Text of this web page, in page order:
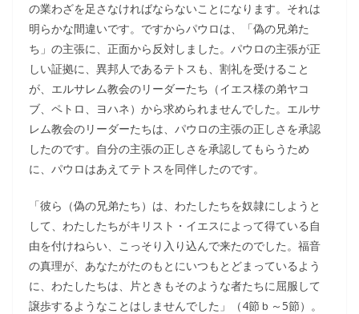
の業わざを足さなければならないことになります。それは
明らかな間違いです。ですからパウロは、「偽の兄弟た
ち」の主張に、正面から反対しました。パウロの主張が正
しい証拠に、異邦人であるテトスも、割礼を受けること
が、エルサレム教会のリーダーたち（イエス様の弟ヤコ
ブ、ペトロ、ヨハネ）から求められませんでした。エルサ
レム教会のリーダーたちは、パウロの主張の正しさを承認
したのです。自分の主張の正しさを承認してもらうため
に、パウロはあえてテトスを同伴したのです。
「彼ら（偽の兄弟たち）は、わたしたちを奴隷にしようと
して、わたしたちがキリスト・イエスによって得ている自
由を付けねらい、こっそり入り込んで来たのでした。福音
の真理が、あなたがたのもとにいつもとどまっているよう
に、わたしたちは、片ときもそのような者たちに屈服して
譲歩するようなことはしませんでした」（4節ｂ～5節）。